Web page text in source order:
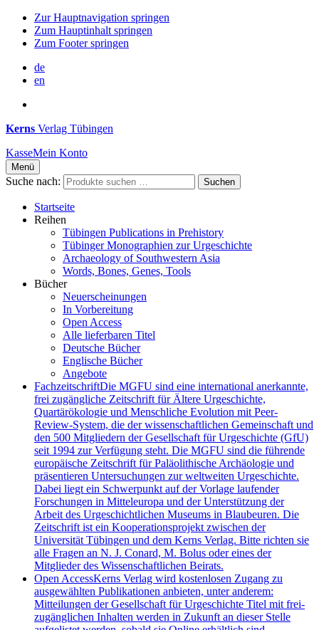
Zur Hauptnavigation springen
Zum Hauptinhalt springen
Zum Footer springen
de
en
Kerns Verlag Tübingen
KasseMein Konto
Menü
Suche nach: Suchen
Startseite
Reihen
Tübingen Publications in Prehistory
Tübinger Monographien zur Urgeschichte
Archaeology of Southwestern Asia
Words, Bones, Genes, Tools
Bücher
Neuerscheinungen
In Vorbereitung
Open Access
Alle lieferbaren Titel
Deutsche Bücher
Englische Bücher
Angebote
FachzeitschriftDie MGFU sind eine international anerkannte,
frei zugängliche Zeitschrift für Ältere Urgeschichte,
Quartärökologie und Menschliche Evolution mit Peer-
Review-System, die der wissenschaftlichen Gemeinschaft und
den 500 Mitgliedern der Gesellschaft für Urgeschichte (GfU)
seit 1994 zur Verfügung steht. Die MGFU sind die führende
europäische Zeitschrift für Paläolithische Archäologie und
präsentieren Untersuchungen zur weltweiten Urgeschichte.
Dabei liegt ein Schwerpunkt auf der Vorlage laufender
Forschungen in Mitteleuropa und der Unterstützung der
Arbeit des Urgeschichtlichen Museums in Blaubeuren. Die
Zeitschrift ist ein Kooperationsprojekt zwischen der
Universität Tübingen und dem Kerns Verlag. Bitte richten sie
alle Fragen an N. J. Conard, M. Bolus oder eines der
Mitglieder des Wissenschaftlichen Beirats.
Open AccessKerns Verlag wird kostenlosen Zugang zu
ausgewählten Publikationen anbieten, unter anderem:
Mitteilungen der Gesellschaft für Urgeschichte Titel mit frei-
zugänglichen Inhalten werden in Zukunft an dieser Stelle